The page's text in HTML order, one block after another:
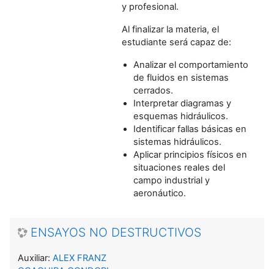
y profesional.
Al finalizar la materia, el
estudiante será capaz de:
Analizar el comportamiento
de fluidos en sistemas
cerrados.
Interpretar diagramas y
esquemas hidráulicos.
Identificar fallas básicas en
sistemas hidráulicos.
Aplicar principios físicos en
situaciones reales del
campo industrial y
aeronáutico.
ENSAYOS NO DESTRUCTIVOS
Auxiliar: ALEX FRANZ